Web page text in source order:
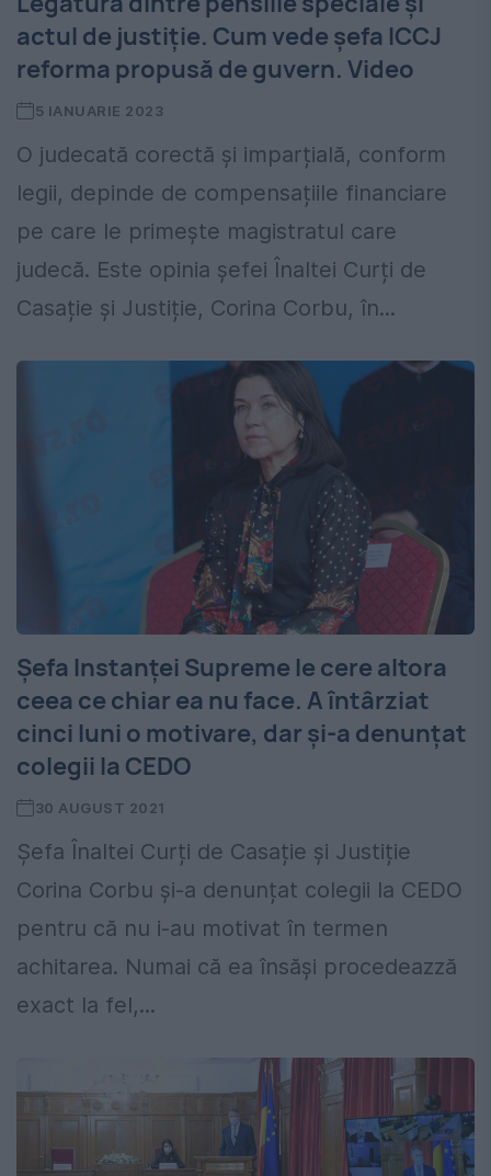
actul de justiție. Cum vede șefa ICCJ
reforma propusă de guvern. Video
5 IANUARIE 2023
O judecată corectă și imparțială, conform
legii, depinde de compensațiile financiare
pe care le primește magistratul care
judecă. Este opinia șefei Înaltei Curți de
Casație și Justiție, Corina Corbu, în...
Șefa Instanței Supreme le cere altora
ceea ce chiar ea nu face. A întârziat
cinci luni o motivare, dar și-a denunțat
colegii la CEDO
30 AUGUST 2021
Șefa Înaltei Curți de Casație și Justiție
Corina Corbu și-a denunțat colegii la CEDO
pentru că nu i-au motivat în termen
achitarea. Numai că ea însăși procedeazză
exact la fel,...